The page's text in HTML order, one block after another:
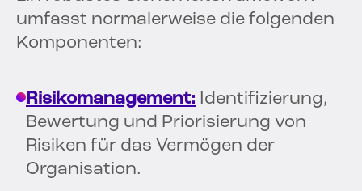
umfasst normalerweise die folgenden
Komponenten:
Risikomanagement: Identifizierung,
Bewertung und Priorisierung von
Risiken für das Vermögen der
Organisation.